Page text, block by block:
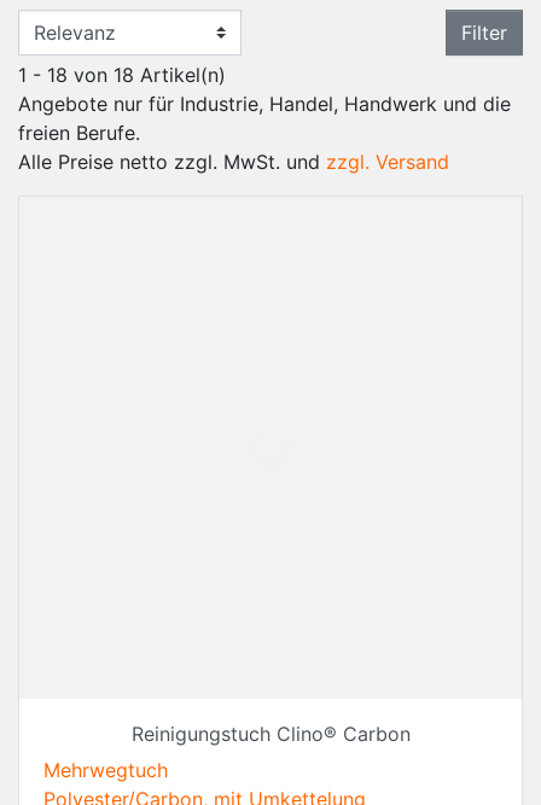
Filter
1 - 18 von 18 Artikel(n)
Angebote nur für Industrie, Handel, Handwerk und die
freien Berufe.
Alle Preise netto zzgl. MwSt. und zzgl. Versand
Reinigungstuch Clino® Carbon
Mehrwegtuch
Polyester/Carbon, mit Umkettelung